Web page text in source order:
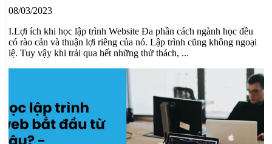
08/03/2023
I.Lợi ích khi học lập trình Website Đa phần cách ngành học đều
có rào cản và thuận lợi riêng của nó. Lập trình cũng không ngoại
lệ. Tuy vậy khi trải qua hết những thử thách, ...